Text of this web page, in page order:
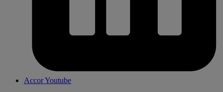
Accor Youtube